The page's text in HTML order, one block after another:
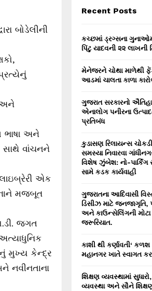
બોડેલીની
અને
ભાષા અને
વાંચનને
એક
મજબૂત
જગત
મુખ્ય કેન્દ્ર
નવીનતાના
h
o
r
Recent Posts
કચ્છમાં ડ્રગ્સના
પિંટુ યાદવની ૨૨
મેનેજરને ચોથા માળેથી
આડમાં ચાલતા કાળા
ગુજરાત સરકારનો
એનાલોગ પનીરના
પ્રતિબંધ
કુડાસણ રિલાયન્સ
સમસ્યા નિવારવા
વિશેષ ઝુંબેશ: નો-પાર્કિંગ
સામે કડક કાર્યવાહી
ગુજરાતના આદિવાસી
ડિસીઝ માટે જનજાગૃતિ,
અને કાઉન્સેલિંગની મોટા
જરૂરિયાત.
કાશી થી કર્ણાવતી‘ કળશ
મહાનગર ખાતે સ્વાગત
શિક્ષણ વ્યવસ્થામાં સુધારો,
વ્યવસ્થા અને સૌને